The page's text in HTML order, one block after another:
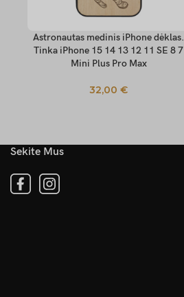
PASIRINKTI SAVYBES
Astronautas medinis iPhone dėklas.
Tinka iPhone 15 14 13 12 11 SE 8 7
Mini Plus Pro Max
32,00€
Sekite Mus